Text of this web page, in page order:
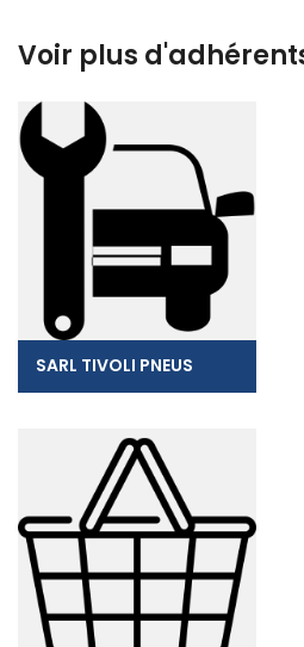
Voir plus
SARL TIVOLI PNEUS